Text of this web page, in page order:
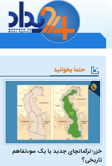
حتما بخوانید
خزر؛ ترکمانچای جدید یا یک سوءتفاهم
تاریخی؟